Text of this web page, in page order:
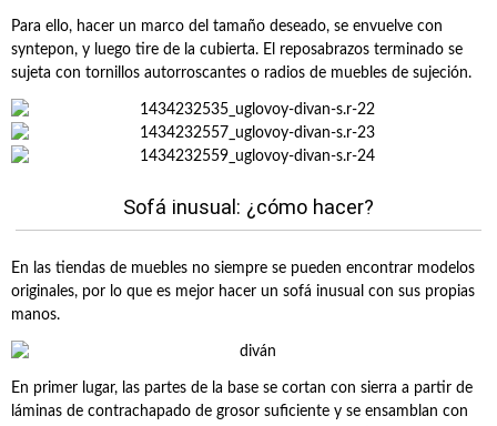
Para ello, hacer un marco del tamaño deseado, se envuelve con
syntepon, y luego tire de la cubierta. El reposabrazos terminado se
sujeta con tornillos autorroscantes o radios de muebles de sujeción.
Sofá inusual: ¿cómo hacer?
En las tiendas de muebles no siempre se pueden encontrar modelos
originales, por lo que es mejor hacer un sofá inusual con sus propias
manos.
En primer lugar, las partes de la base se cortan con sierra a partir de
láminas de contrachapado de grosor suficiente y se ensamblan con